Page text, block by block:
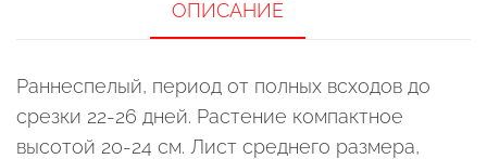
ОПИСАНИЕ
Раннеспелый, период от полных всходов до
срезки 22-26 дней. Растение компактное
высотой 20-24 см. Лист среднего размера,